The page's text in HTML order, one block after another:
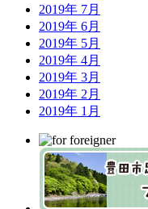
2019年 7月
2019年 6月
2019年 5月
2019年 4月
2019年 3月
2019年 2月
2019年 1月